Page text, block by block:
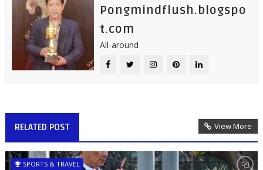
Pongmindflush.blogspo
t.com
All-around
RELATED POST View More
SPORTS & TRAVEL